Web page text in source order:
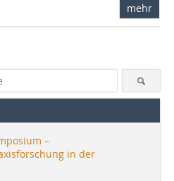
mehr
–
in der